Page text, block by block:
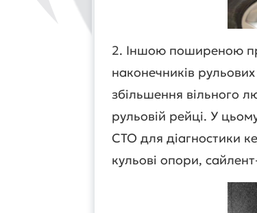
2. Іншою поширеною
наконечників
збільшення вільного
рульовій рейці. У
СТО для діагностики
кульові опори,